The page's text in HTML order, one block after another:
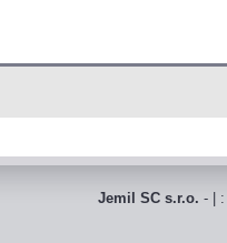
Jemil SC s.r.o. - |